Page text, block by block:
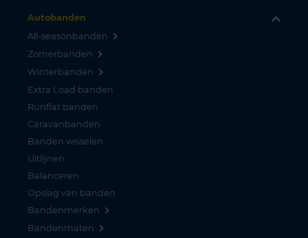
Autobanden
All-seasonbanden
Zomerbanden
Winterbanden
Extra Load banden
Runflat banden
Caravanbanden
Banden wisselen
Uitlijnen
Balanceren
Opslag van banden
Bandenmerken
Bandenmaten